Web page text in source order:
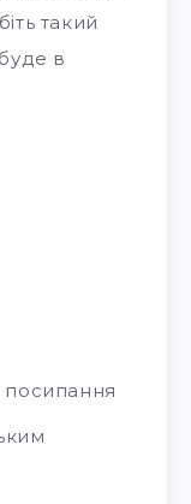
такий
в
посипання